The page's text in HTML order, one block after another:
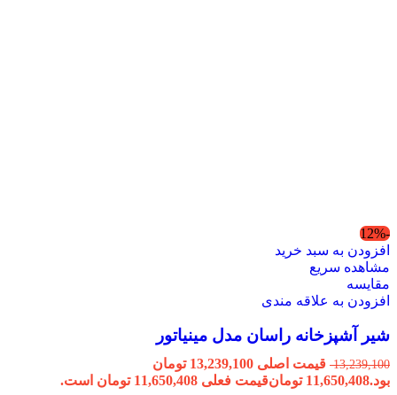
-12%
افزودن به سبد خرید
مشاهده سریع
مقایسه
افزودن به علاقه مندی
شیر آشپزخانه راسان مدل مینیاتور
13,239,100
قیمت اصلی 13,239,100 تومان
بود.11,650,408 تومانقیمت فعلی 11,650,408 تومان است.